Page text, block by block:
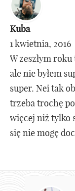
Kuba
1 kwietnia, 2016
W zeszłym
ale nie byłem
super. Nei tak
trzeba trochę
więcej niż tylko
się nie mogę